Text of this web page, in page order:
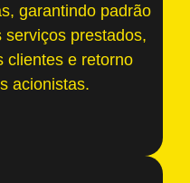
garantindo padrão
prestados,
clientes e retorno
acionistas.